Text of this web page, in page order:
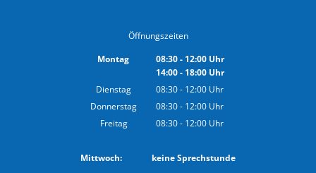
Öffnungszeiten
Montag
08:30- 12:00Uhr
Von 08:30 bis 12:00 Uhr
14:00- 18:00Uhr
Von 14:00 bis 18:00 Uhr
Dienstag 08:30- 12:00 Uhr
Von 08:30 bis 12:00 Uhr
Donnerstag 08:30- 12:00 Uhr
Von 08:30 bis 12:00 Uhr
Freitag 08:30- 12:00 Uhr
Mittwoch: keine Sprechstunde